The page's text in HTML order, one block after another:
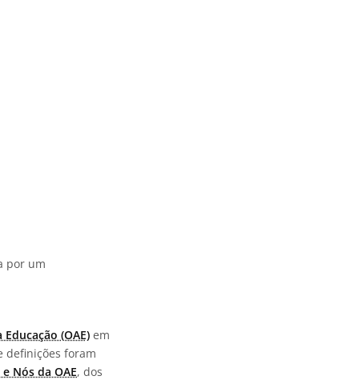
por um
(OAE) em
definições foram
Nós da OAE, dos